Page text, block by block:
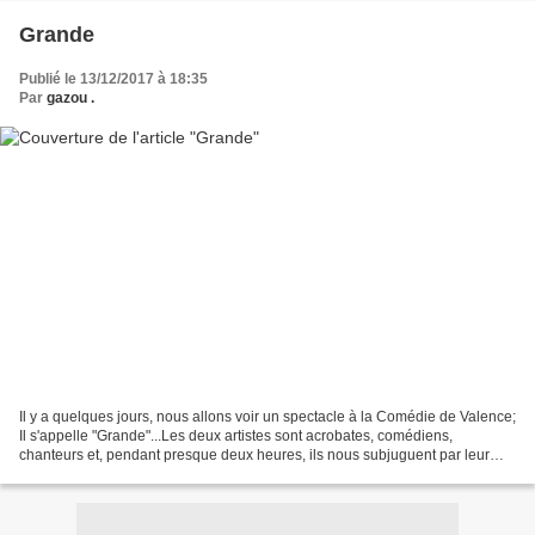
Grande
Publié le 13/12/2017 à 18:35
Par gazou .
Il y a quelques jours, nous allons voir un spectacle à la Comédie de Valence;
Il s'appelle "Grande"...Les deux artistes sont acrobates, comédiens,
chanteurs et, pendant presque deux heures, ils nous subjuguent par leur